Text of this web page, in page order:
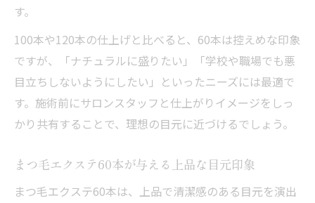
す。
100本や120本の仕上げと比べると、60本は控えめな印象
ですが、「ナチュラルに盛りたい」「学校や職場でも悪
目立ちしないようにしたい」といったニーズには最適で
す。施術前にサロンスタッフと仕上がりイメージをしっ
かり共有することで、理想の目元に近づけるでしょう。
まつ毛エクステ60本が与える上品な目元印象
まつ毛エクステ60本は、上品で清潔感のある目元を演出